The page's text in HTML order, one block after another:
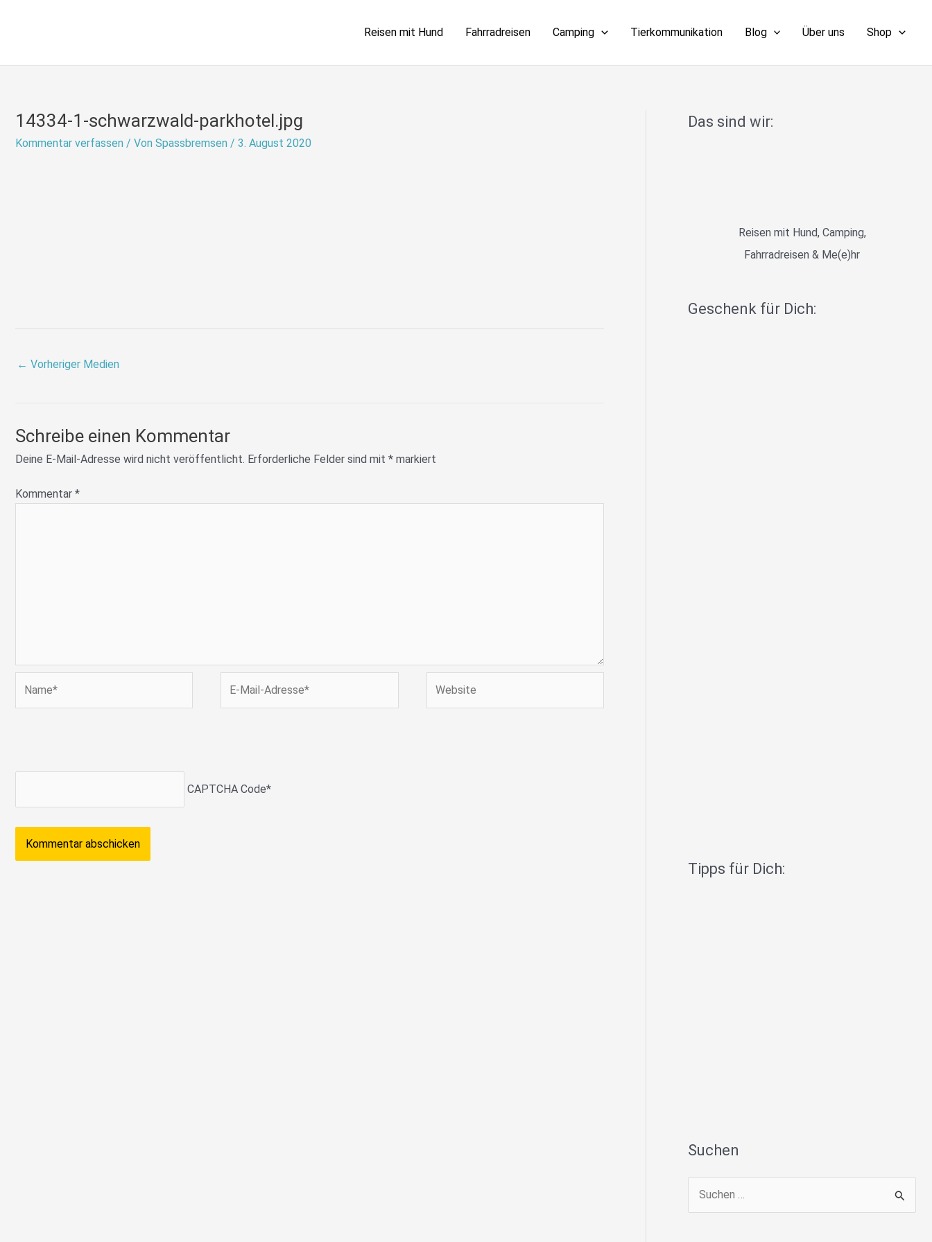
Reisen mit Hund Fahrradreisen Camping Tierkommunikation Blog Über uns Shop
14334-1-schwarzwald-parkhotel.jpg
Kommentar verfassen / Von Spassbremsen / 3. August 2020
← Vorheriger Medien
Schreibe einen Kommentar
Deine E-Mail-Adresse wird nicht veröffentlicht. Erforderliche Felder sind mit * markiert
Kommentar *
Mail-
CAPTCHA Code*
Das sind wir:
Reisen mit Hund, Camping,
Fahrradreisen & Me(e)hr
Geschenk für Dich:
Tipps für Dich:
Suchen